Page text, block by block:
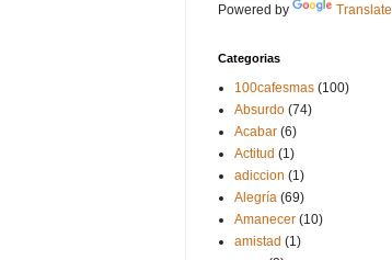
Powered by Translate
Categorias
100cafesmas (100)
Absurdo (74)
Acabar (6)
Actitud (1)
adiccion (1)
Alegría (69)
Amanecer (10)
amistad (1)